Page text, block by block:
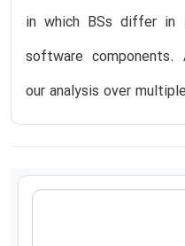
in which BSs differ in
software
our analysis over